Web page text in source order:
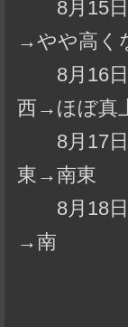
8月15日
→やや高く
8月16日
西→ほぼ真
8月17日
東→南東
8月18日
→南